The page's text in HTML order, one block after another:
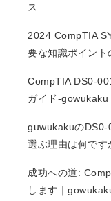
ス
2024 CompTIA
要な知識ポイン
CompTIA DS0-
ガイド-gowukaku
guwukakuのDS0-
選ぶ理由は何で
成功への道:
します｜